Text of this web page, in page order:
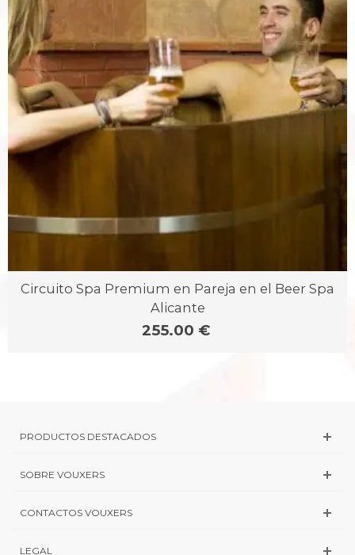
Circuito Spa Premium en Pareja en el Beer Spa
Alicante
255.00 €
PRODUCTOS DESTACADOS
SOBRE VOUXERS
CONTACTOS VOUXERS
LEGAL